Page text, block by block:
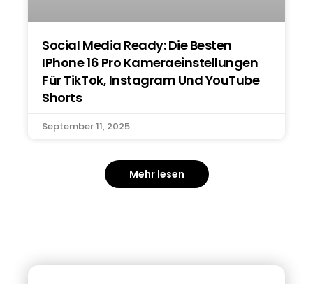
Social Media Ready: Die Besten
IPhone 16 Pro Kameraeinstellungen
Für TikTok, Instagram Und YouTube
Shorts
September 11, 2025
Mehr lesen